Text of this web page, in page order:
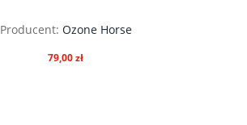
Producent: Ozone Horse
79,00 zł